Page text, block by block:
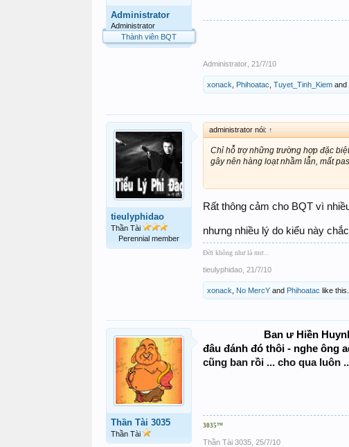
Administrator
Administrator
Thành viên BQT
Administrator 21/7/10
xonack Phihoatac Tuyet_Tinh_Kiem and
tieulyphidao
Thần Tài
Perennial member
administrator nói: ↑
Chỉ hỗ trợ những trường hợp đặc
gây nên hàng loạt nhầm lẫn, mất
Rất thông cảm cho BQT vì
nhưng nhiều lý do kiểu này
Đời không như là mơ...
tieulyphidao 21/7/10
xonack No MercY and Phihoatac like this.
Thần Tài 3035
Thần Tài
Ban ư Hiền
đâu đánh đó thôi - nghe ông
cũng ban rồi ... cho qua luôn
3035™
Thần Tài 3035 25/7/10